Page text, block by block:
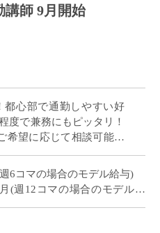
講師 9月開始
都心部で通勤しやすい好
度で兼務にもピッタリ！
希望に応じて相談可能！
指す生徒へ […]
6コマの場合のモデル給与)
(週12コマの場合のモデル給